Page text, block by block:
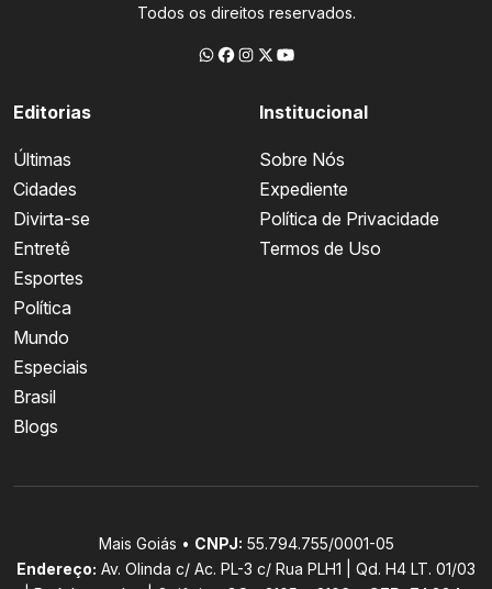
Todos os direitos reservados.
Editorias
Últimas
Cidades
Divirta-se
Entretê
Esportes
Política
Mundo
Especiais
Brasil
Blogs
Institucional
Sobre Nós
Expediente
Política de Privacidade
Termos de Uso
Mais Goiás • CNPJ: 55.794.755/0001-05
Endereço: Av. Olinda c/ Ac. PL-3 c/ Rua PLH1 | Qd. H4 LT. 01/03